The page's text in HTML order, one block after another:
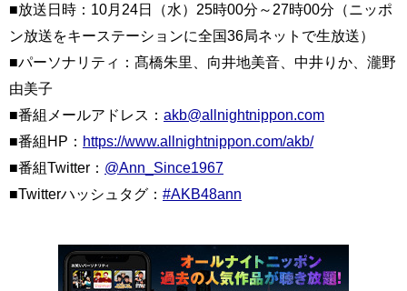
■放送日時：10月24日（水）25時00分～27時00分（ニッポ
ン放送をキーステーションに全国36局ネットで生放送）
■パーソナリティ：髙橋朱里、向井地美音、中井りか、瀧野
由美子
■番組メールアドレス： akb@allnightnippon.com
■番組HP： https://www.allnightnippon.com/akb/
■番組Twitter： @Ann_Since1967
■Twitterハッシュタグ： #AKB48ann